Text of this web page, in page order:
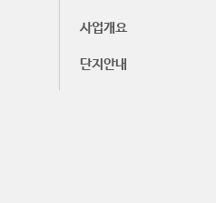
사업개요
단지안내